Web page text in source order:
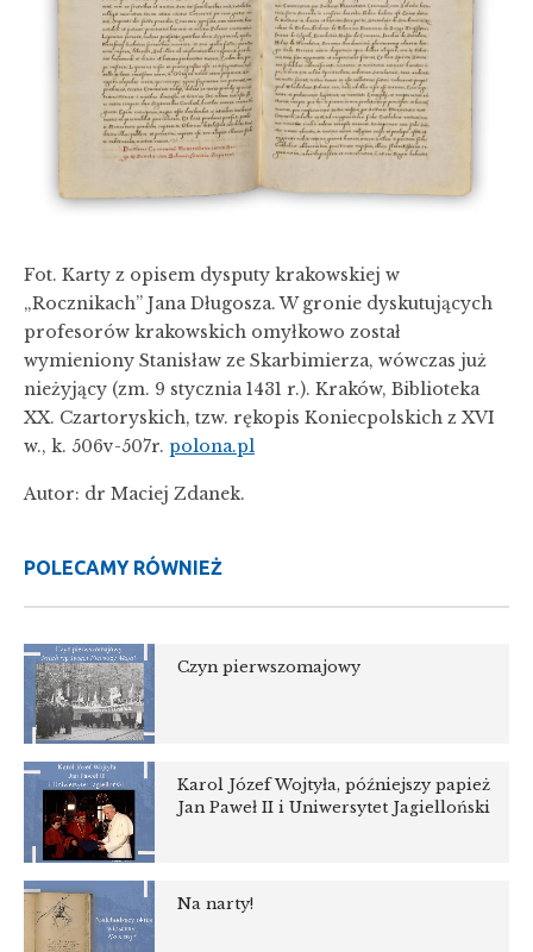
Fot. Karty z opisem dysputy krakowskiej w
„Rocznikach” Jana Długosza. W gronie dyskutujących
profesorów krakowskich omyłkowo został
wymieniony Stanisław ze Skarbimierza, wówczas już
nieżyjący (zm. 9 stycznia 1431 r.). Kraków, Biblioteka
XX. Czartoryskich, tzw. rękopis Koniecpolskich z XVI
w., k. 506v-507r. polona.pl
Autor: dr Maciej Zdanek.
POLECAMY RÓWNIEŻ
Czyn pierwszomajowy
Karol Józef Wojtyła, późniejszy papież
Jan Paweł II i Uniwersytet Jagielloński
Na narty!